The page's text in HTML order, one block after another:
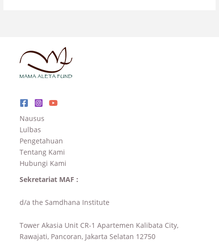
Nausus
Lulbas
Pengetahuan
Tentang Kami
Hubungi Kami
Sekretariat MAF :
d/a the Samdhana Institute
Tower Akasia Unit CR-1 Apartemen Kalibata City,
Rawajati, Pancoran, Jakarta Selatan 12750